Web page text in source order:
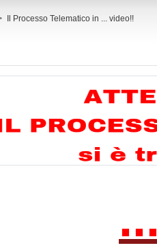
Il Processo Telematico in ... video!!
...